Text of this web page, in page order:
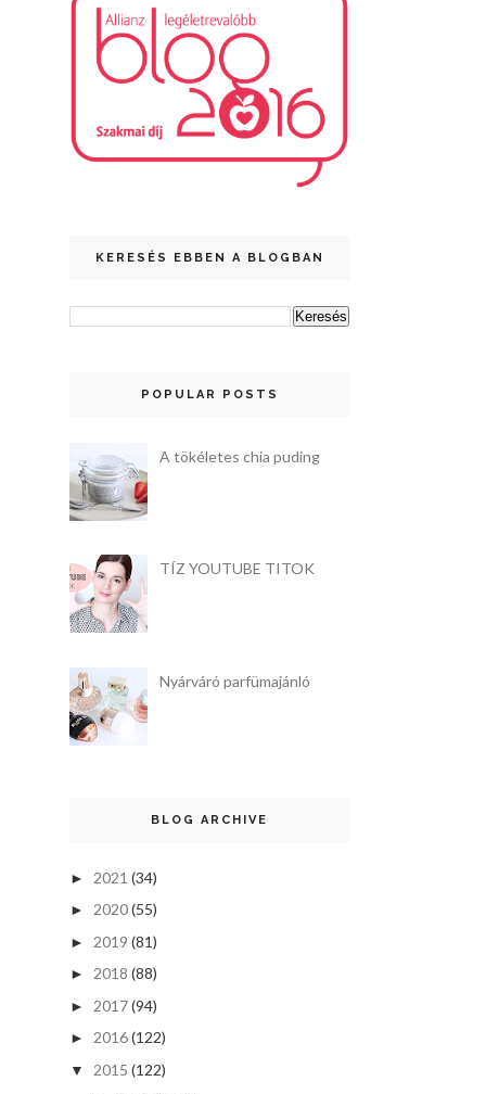
KERESÉS EBBEN A BLOGBAN
POPULAR POSTS
A tökéletes chia puding
TÍZ YOUTUBE TITOK
Nyárváró parfümajánló
BLOG ARCHIVE
► 2021 (34)
► 2020(55)
► 2019 (81)
► 2018 (88)
► 2017(94)
► 2016(122)
▼ 2015 (122)